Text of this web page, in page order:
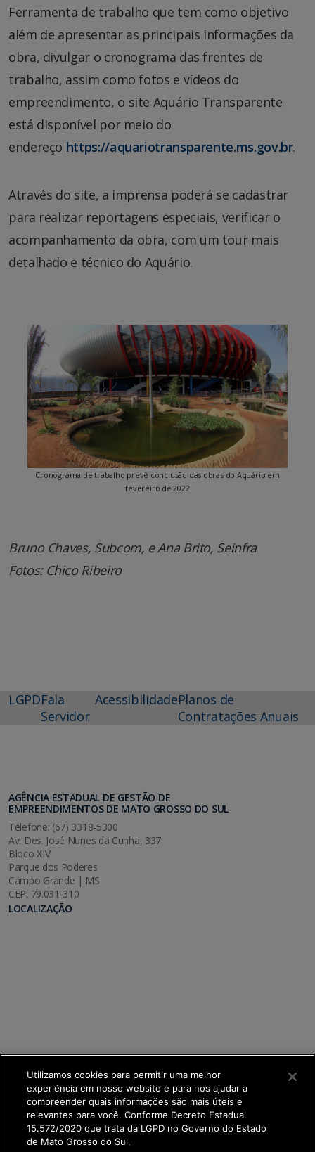
Ferramenta de trabalho que tem como objetivo
além de apresentar as principais informações da
obra, divulgar o cronograma das frentes de
trabalho, assim como fotos e vídeos do
empreendimento, o site Aquário Transparente
está disponível por meio do
endereço https://aquariotransparente.ms.gov.br.
Através do site, a imprensa poderá se cadastrar
para realizar reportagens especiais, verificar o
acompanhamento da obra, com um tour mais
detalhado e técnico do Aquário.
Cronograma de trabalho prevê conclusão das obras do Aquário em
fevereiro de 2022
Bruno Chaves, Subcom, e Ana Brito, Seinfra
Fotos: Chico Ribeiro
LGPDFala
Servidor
AcessibilidadePlanos de
Contratações Anuais
AGÊNCIA ESTADUAL DE GESTÃO DE
EMPREENDIMENTOS DE MATO GROSSO DO SUL
Telefone: (67) 3318-5300
Av. Des. José Nunes da Cunha, 337
Bloco XIV
Parque dos Poderes
Campo Grande | MS
CEP: 79.031-310
LOCALIZAÇÃO
Utilizamos cookies para permitir uma melhor
experiência em nosso website e para nos ajudar a
compreender quais informações são mais úteis e
relevantes para você. Conforme Decreto Estadual
15.572/2020 que trata da LGPD no Governo do Estado
de Mato Grosso do Sul.